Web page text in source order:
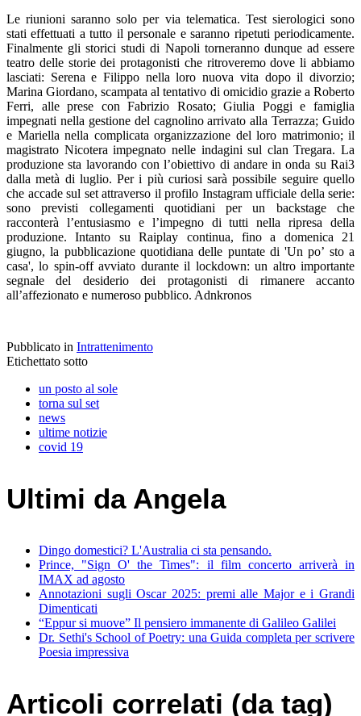
Le riunioni saranno solo per via telematica. Test sierologici sono
stati effettuati a tutto il personale e saranno ripetuti periodicamente.
Finalmente gli storici studi di Napoli torneranno dunque ad essere
teatro delle storie dei protagonisti che ritroveremo dove li abbiamo
lasciati: Serena e Filippo nella loro nuova vita dopo il divorzio;
Marina Giordano, scampata al tentativo di omicidio grazie a Roberto
Ferri, alle prese con Fabrizio Rosato; Giulia Poggi e famiglia
impegnati nella gestione del cagnolino arrivato alla Terrazza; Guido
e Mariella nella complicata organizzazione del loro matrimonio; il
magistrato Nicotera impegnato nelle indagini sul clan Tregara. La
produzione sta lavorando con l’obiettivo di andare in onda su Rai3
dalla metà di luglio. Per i più curiosi sarà possibile seguire quello
che accade sul set attraverso il profilo Instagram ufficiale della serie:
sono previsti collegamenti quotidiani per un backstage che
racconterà l’entusiasmo e l’impegno di tutti nella ripresa della
produzione. Intanto su Raiplay continua, fino a domenica 21
giugno, la pubblicazione quotidiana delle puntate di 'Un po’ sto a
casa', lo spin-off avviato durante il lockdown: un altro importante
segnale del desiderio dei protagonisti di rimanere accanto
all’affezionato e numeroso pubblico. Adnkronos
Pubblicato in Intrattenimento
Etichettato sotto
un posto al sole
torna sul set
news
ultime notizie
covid 19
Ultimi da Angela
Dingo domestici? L'Australia ci sta pensando.
Prince, "Sign O' the Times": il film concerto arriverà in
IMAX ad agosto
Annotazioni sugli Oscar 2025: premi alle Major e i Grandi
Dimenticati
“Eppur si muove” Il pensiero immanente di Galileo Galilei
Dr. Sethi's School of Poetry: una Guida completa per scrivere
Poesia impressiva
Articoli correlati (da tag)